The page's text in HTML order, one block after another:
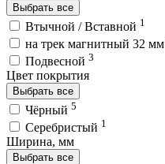
Выбрать все
Втычной / Вставной 1
на трек магнитный 32 мм
Подвесной 3
Цвет покрытия
Выбрать все
Чёрный 5
Серебристый 1
Ширина, мм
Выбрать все